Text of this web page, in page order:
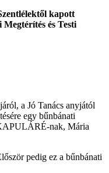
kapott
és Testi
a Jó Tanács anyjától
egy bűnbánati
nak, Mária
pedig ez a bűnbánati